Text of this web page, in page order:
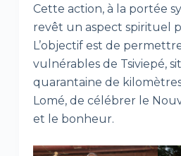
Cette action, à la portée
revêt un aspect spirituel
L’objectif est de
vulnérables de Tsiviepé,
quarantaine de
Lomé, de célébrer le
et le bonheur.